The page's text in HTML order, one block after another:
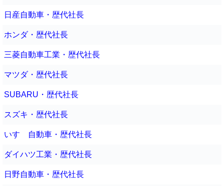
日産自動車・歴代社長
ホンダ・歴代社長
三菱自動車工業・歴代社長
マツダ・歴代社長
SUBARU・歴代社長
スズキ・歴代社長
いすゞ自動車・歴代社長
ダイハツ工業・歴代社長
日野自動車・歴代社長